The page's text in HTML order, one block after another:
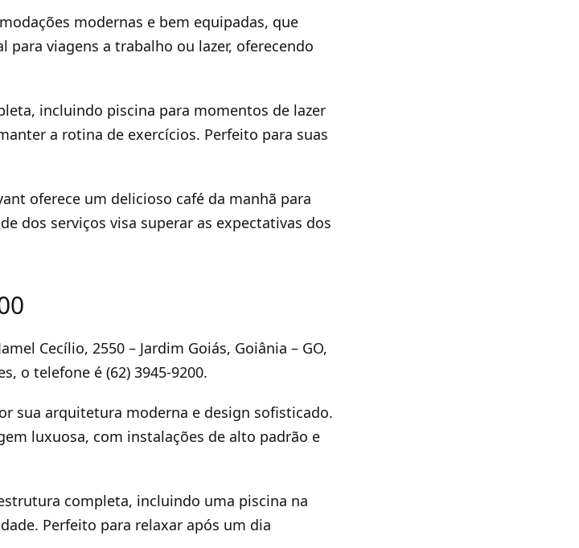
modernas e bem equipadas, que
viagens a trabalho ou lazer, oferecendo
incluindo piscina para momentos de lazer
a rotina de exercícios. Perfeito para suas
oferece um delicioso café da manhã para
dos serviços visa superar as expectativas dos
Cecílio, 2550 – Jardim Goiás, Goiânia – GO,
o telefone é (62) 3945-9200.
sua arquitetura moderna e design sofisticado.
luxuosa, com instalações de alto padrão e
completa, incluindo uma piscina na
Perfeito para relaxar após um dia